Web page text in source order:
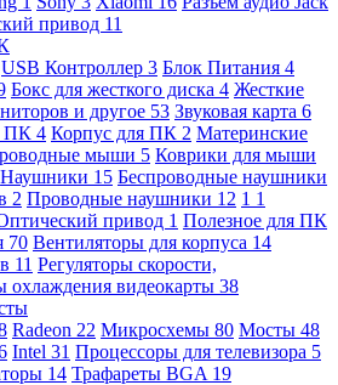
привод 11
USB Контроллер 3 Блок Питания 4
Бокс для жесткого диска 4 Жесткие
и другое 53 Звуковая карта 6
ПК 4 Корпус для ПК 2 Материнские
мыши 5 Коврики для мыши
Наушники 15 Беспроводные наушники
2 Проводные наушники 12 1 1
привод 1 Полезное для ПК
70 Вентиляторы для корпуса 14
11 Регуляторы скорости,
охлаждения видеокарты 38
Radeon 22 Микросхемы 80 Мосты 48
Intel 31 Процессоры для телевизора 5
14 Трафареты BGA 19